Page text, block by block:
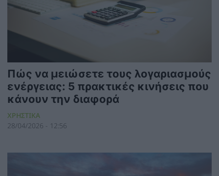
Πώς να μειώσετε τους λογαριασμούς
ενέργειας: 5 πρακτικές κινήσεις που
κάνουν την διαφορά
ΧΡΗΣΤΙΚΑ
28/04/2026 - 12:56